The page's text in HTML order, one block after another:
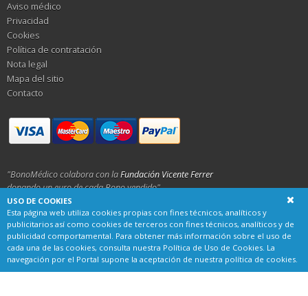
Aviso médico
Privacidad
Cookies
Política de contratación
Nota legal
Mapa del sitio
Contacto
"BonoMédico colabora con laFundación Vicente Ferrer
donando un euro de cada Bono vendido"
Bonomédico S.L. CIF: B93231025
Calle Alemania 23, 29001 Málaga
USO DE COOKIES
Esta página web utiliza cookies propias con fines técnicos, analíticos y
publicitarios así como cookies de terceros con fines técnicos, analíticos y de
publicidad comportamental. Para obtener más información sobre el uso de
cada una de las cookies, consulta nuestra Política de Uso de Cookies. La
navegación por el Portal supone la aceptación de nuestra política de cookies.